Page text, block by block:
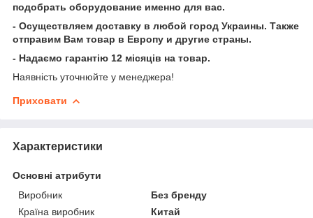
подобрать оборудование именно для вас.
- Осуществляем доставку в любой город Украины. Также
отправим Вам товар в Европу и другие страны.
- Надаємо гарантію 12 місяців на товар.
Наявність уточнюйте у менеджера!
Приховати
Характеристики
Основні атрибути
Виробник
Без бренду
Країна виробник
Китай